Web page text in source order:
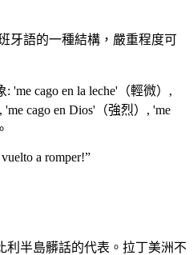
牙語的一種結構，嚴重程度可
'me cago en la leche'（輕微）,
'me cago en Dios'（強烈）, 'me
a romper!”
利半島髒話的代表。拉丁美洲不